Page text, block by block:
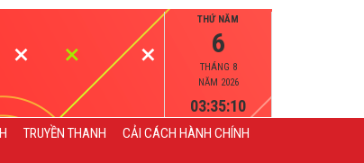
THỨ NĂM
6
THÁNG 8
NĂM 2026
03:35:11
TRUYỀN THANH
CẢI CÁCH HÀNH CHÍNH